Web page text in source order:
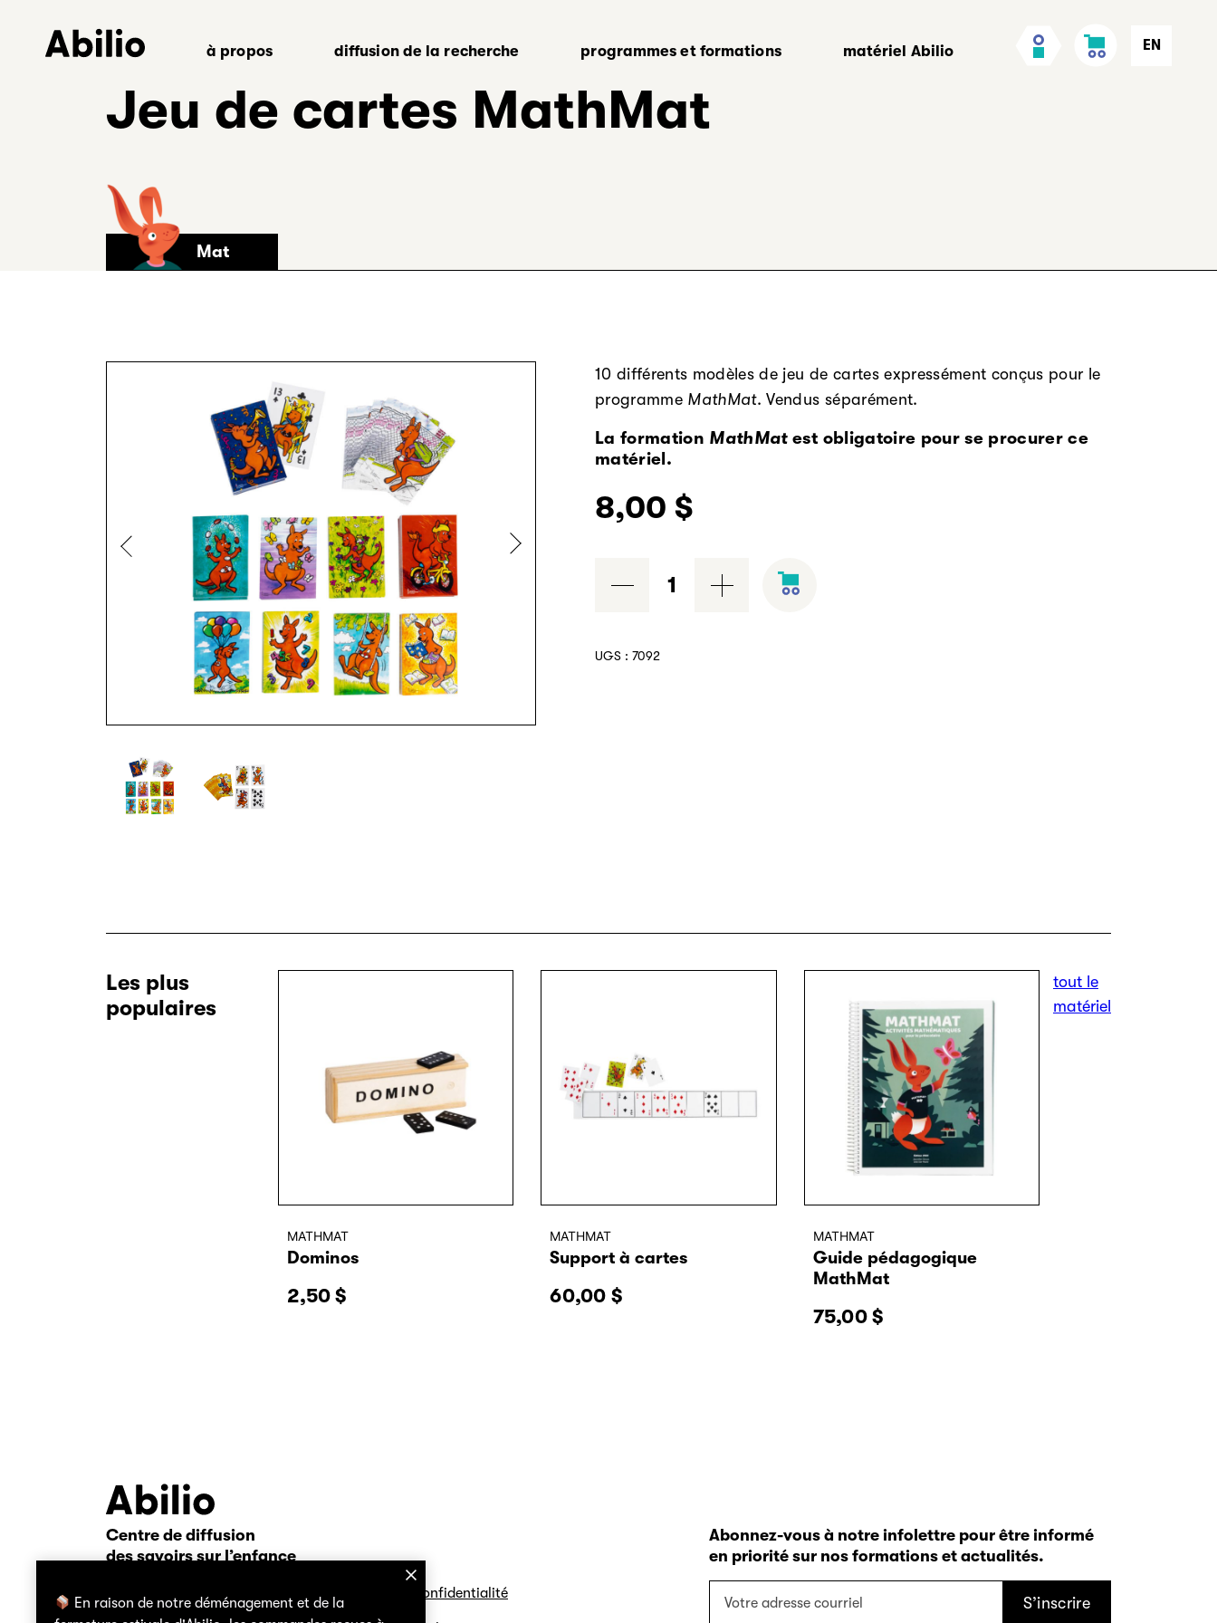
contenu
Mon
compte
Panier
EN
à propos diffusion de la recherche programmes et formations matériel Abilio
Jeu de cartes MathMat
Mat
10 différents modèles de jeu de cartes expressément conçus pour le
programme MathMat. Vendus séparément.
La formation MathMatest obligatoire pour se procurer ce
matériel.
8,00 $
UGS : 7092
Les plus
populaires
MATHMAT
Dominos
2,50$
MATHMAT
Support à cartes
60,00 $
MATHMAT
Guide pédagogique
MathMat
75,00$
tout le
matériel
Abilio
Centre de diffusion
des savoirs sur l’enfance
nous joindre politique de confidentialité
Abonnez-vous à notre infolettre pour être informé
en priorité sur nos formations et actualités.
adresse
S’inscrire
En raison de notre déménagement et de la